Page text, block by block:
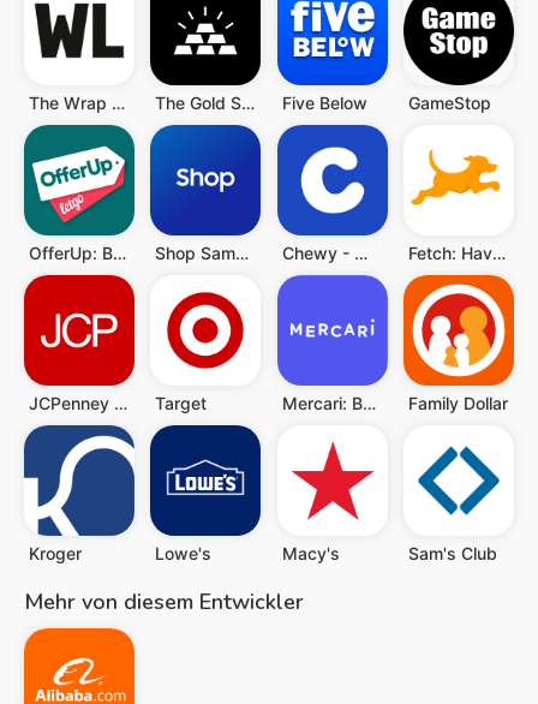
The Wrap Life The Gold Supply Five Below GameStop
OfferUp: Buy. Sell. Letgo. Shop Samsung Chewy - Where Pet Lovers Shop Fetch: Have Fun, Save Money
JCPenney – Shopping & Deals Target Mercari: Buy and Sell App Family Dollar
Kroger Lowe's Macy's Sam's Club
Mehr von diesem Entwickler